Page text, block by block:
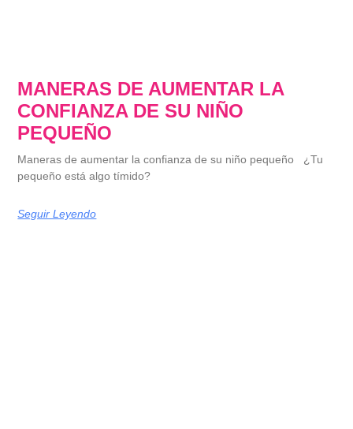
MANERAS DE AUMENTAR LA
CONFIANZA DE SU NIÑO
PEQUEÑO
Maneras de aumentar la confianza de su niño pequeño ¿Tu
pequeño está algo tímido?
Seguir Leyendo